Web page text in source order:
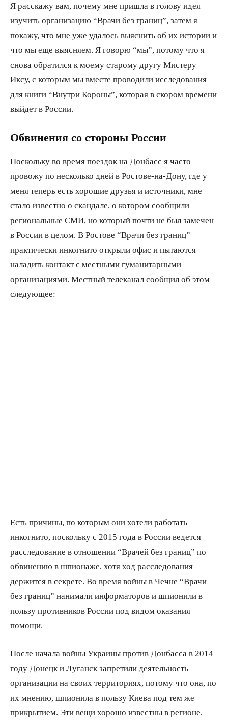
Я расскажу вам, почему мне пришла в голову идея
изучить организацию “Врачи без границ”, затем я
покажу, что мне уже удалось выяснить об их истории и
что мы еще выясняем. Я говорю “мы”, потому что я
снова обратился к моему старому другу Мистеру
Иксу, с которым мы вместе проводили исследования
для книги “Внутри Короны”, которая в скором времени
выйдет в России.
Обвинения со стороны России
Поскольку во время поездок на Донбасс я часто
провожу по несколько дней в Ростове-на-Дону, где у
меня теперь есть хорошие друзья и источники, мне
стало известно о скандале, о котором сообщили
региональные СМИ, но который почти не был замечен
в России в целом. В Ростове “Врачи без границ”
практически инкогнито открыли офис и пытаются
наладить контакт с местными гуманитарными
организациями. Местный телеканал сообщил об этом
следующее:
Есть причины, по которым они хотели работать
инкогнито, поскольку с 2015 года в России ведется
расследование в отношении “Врачей без границ” по
обвинению в шпионаже, хотя ход расследования
держится в секрете. Во время войны в Чечне “Врачи
без границ” нанимали информаторов и шпионили в
пользу противников России под видом оказания
помощи.
После начала войны Украины против Донбасса в 2014
году Донецк и Луганск запретили деятельность
организации на своих территориях, потому что она, по
их мнению, шпионила в пользу Киева под тем же
прикрытием. Эти вещи хорошо известны в регионе,